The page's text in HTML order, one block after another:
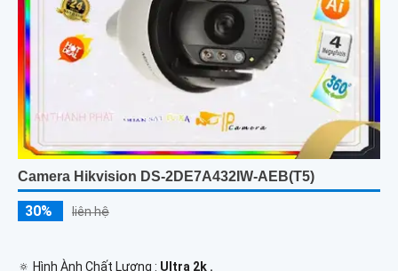
Camera Hikvision DS-2DE7A432IW-AEB(T5)
30% liên hệ
🔅 Hình Ành Chất Lượng : Ultra 2k .